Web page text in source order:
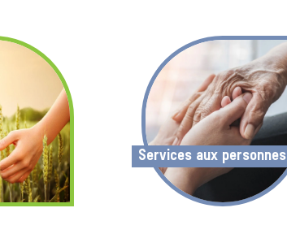
Services aux personnes